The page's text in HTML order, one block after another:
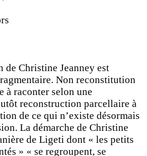
Christine Jeanney est
Non reconstitution
à raconter selon une
reconstruction parcellaire à
de ce qui n’existe désormais
La démarche de Christine
de Ligeti dont « les petits
» « se regroupent, se